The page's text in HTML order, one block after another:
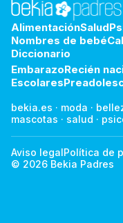
AlimentaciónSalud
Nombres de bebé
Diccionario
EmbarazoRecién
Escolares
bekia.es · moda ·
mascotas · salud ·
Aviso legalPolítica de
© 2026 Bekia Padres